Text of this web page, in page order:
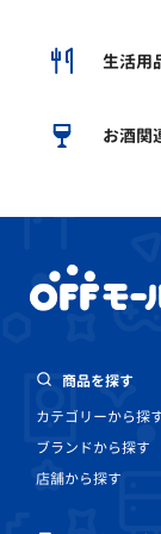
生活用
お酒関
商品を探す
カテゴリーから探
ブランドから探す
店舗から探す